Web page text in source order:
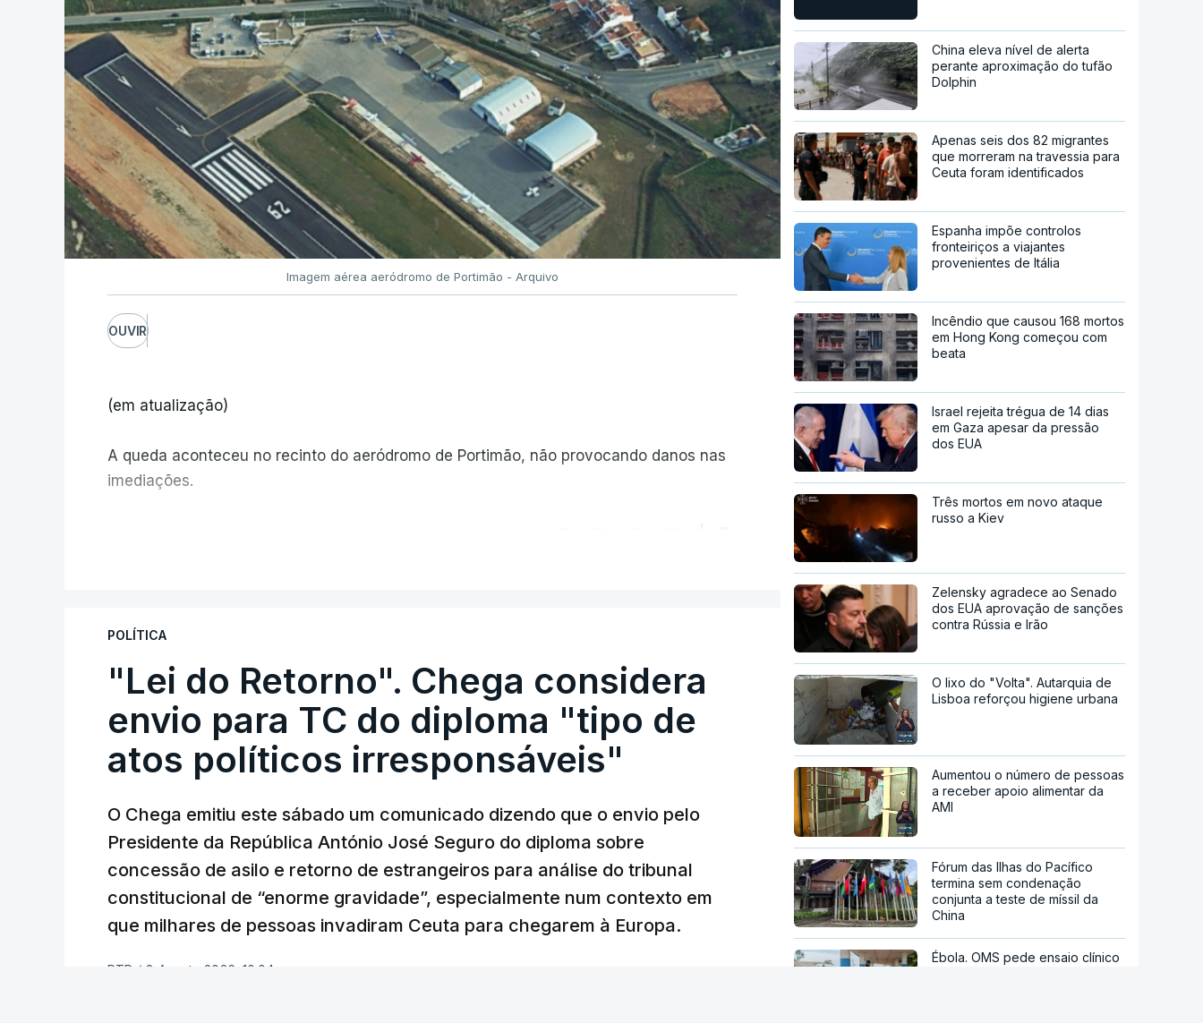
Imagem aérea aeródromo de Portimão - Arquivo
OUVIR
(em atualização)
A queda aconteceu no recinto do aeródromo de Portimão, não provocando danos nas
imediações.
POLÍTICA
"Lei do Retorno". Chega considera
envio para TC do diploma "tipo de
atos políticos irresponsáveis"
O Chega emitiu este sábado um comunicado dizendo que o envio pelo
Presidente da República António José Seguro do diploma sobre
concessão de asilo e retorno de estrangeiros para análise do tribunal
constitucional de “enorme gravidade”, especialmente num contexto em
que milhares de pessoas invadiram Ceuta para chegarem à Europa.
RTP / 8 Agosto 2026, 10:04
China eleva nível de alerta
perante aproximação do tufão
Dolphin
Apenas seis dos 82 migrantes
que morreram na travessia para
Ceuta foram identificados
Espanha impõe controlos
fronteiriços a viajantes
provenientes de Itália
Incêndio que causou 168 mortos
em Hong Kong começou com
beata
Israel rejeita trégua de 14 dias
em Gaza apesar da pressão
dos EUA
Três mortos em novo ataque
russo a Kiev
Zelensky agradece ao Senado
dos EUA aprovação de sanções
contra Rússia e Irão
O lixo do "Volta". Autarquia de
Lisboa reforçou higiene urbana
Aumentou o número de pessoas
a receber apoio alimentar da
AMI
Fórum das Ilhas do Pacífico
termina sem condenação
conjunta a teste de míssil da
China
Ébola. OMS pede ensaio clínico